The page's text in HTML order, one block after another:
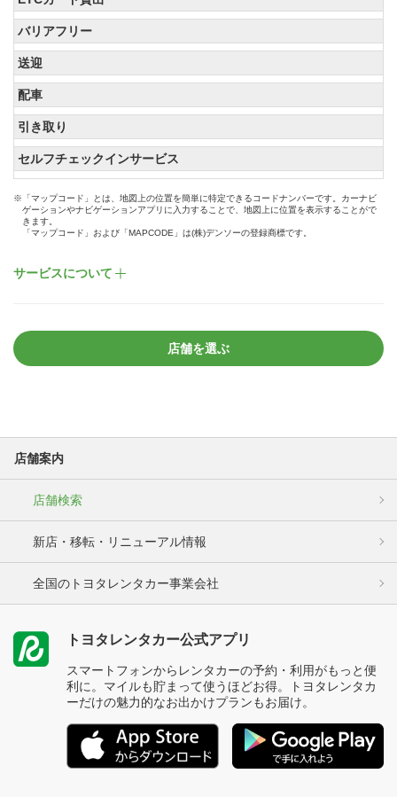
バリアフリー
送迎
配車
引き取り
セルフチェックインサービス
※「マップコード」とは、地図上の位置を簡単に特定できるコードナンバーです。カーナビ
ゲーションやナビゲーションアプリに入力することで、地図上に位置を表示することがで
きます。
「マップコード」および「MAPCODE」は(株)デンソーの登録商標です。
サービスについて
店舗を選ぶ
店舗案内
店舗検索
新店・移転・リニューアル情報
全国のトヨタレンタカー事業会社
トヨタレンタカー公式アプリ
スマートフォンからレンタカーの予約・利用がもっと便
利に。マイルも貯まって使うほどお得。トヨタレンタカ
ーだけの魅力的なお出かけプランもお届け。